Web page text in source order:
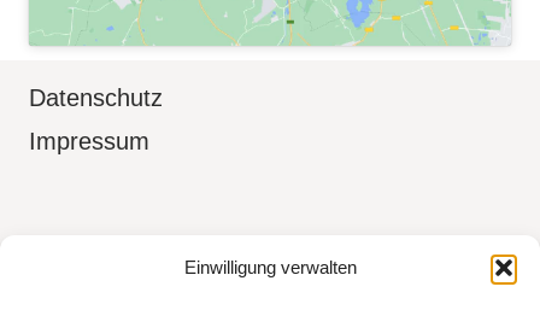
Einwilligung verwalten
Datenschutz
Impressum
Boudoir Fotografin in Aidlingen Kreis